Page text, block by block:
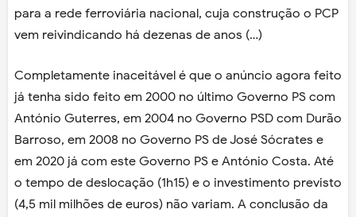
para a rede ferroviária nacional, cuja construção o PCP
vem reivindicando há dezenas de anos (…)
Completamente inaceitável é que o anúncio agora feito
já tenha sido feito em 2000 no último Governo PS com
António Guterres, em 2004 no Governo PSD com Durão
Barroso, em 2008 no Governo PS de José Sócrates e
em 2020 já com este Governo PS e António Costa. Até
o tempo de deslocação (1h15) e o investimento previsto
(4,5 mil milhões de euros) não variam. A conclusão da